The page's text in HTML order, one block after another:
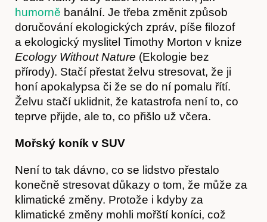
humorně banální. Je třeba změnit způsob
doručování ekologických zpráv, píše filozof
a ekologický myslitel Timothy Morton v knize
Ecology Without Nature (Ekologie bez
přírody). Stačí přestat želvu stresovat, že ji
honí apokalypsa či že se do ní pomalu řítí.
Želvu stačí uklidnit, že katastrofa není to, co
teprve přijde, ale to, co přišlo už včera.
Mořský koník v SUV
Není to tak dávno, co se lidstvo přestalo
konečně stresovat důkazy o tom, že může za
klimatické změny. Protože i kdyby za
klimatické změny mohli mořští koníci, což